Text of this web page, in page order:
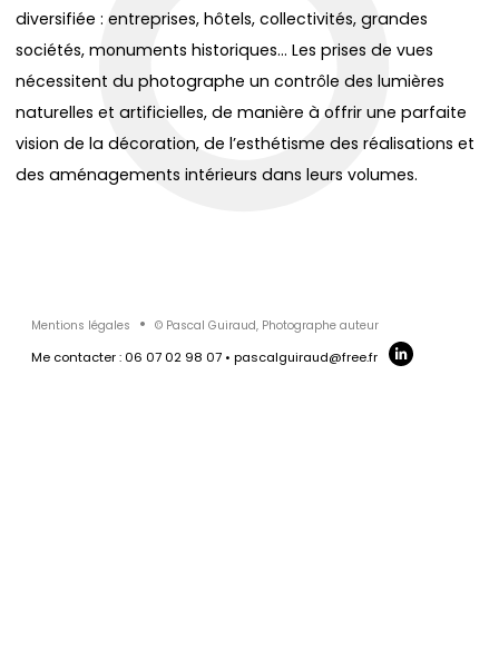
diversifiée : entreprises, hôtels, collectivités, grandes
sociétés, monuments historiques… Les prises de vues
nécessitent du photographe un contrôle des lumières
naturelles et artificielles, de manière à offrir une parfaite
vision de la décoration, de l’esthétisme des réalisations et
des aménagements intérieurs dans leurs volumes.
Mentions légales © Pascal Guiraud, Photographe auteur
Me contacter : 06 07 02 98 07 • pascalguiraud@free.fr